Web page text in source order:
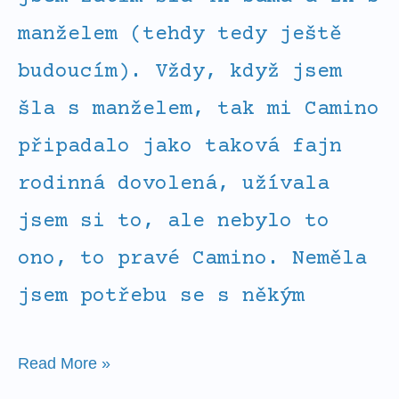
manželem (tehdy tedy ještě
budoucím). Vždy, když jsem
šla s manželem, tak mi Camino
připadalo jako taková fajn
rodinná dovolená, užívala
jsem si to, ale nebylo to
ono, to pravé Camino. Neměla
jsem potřebu se s někým
Read More »